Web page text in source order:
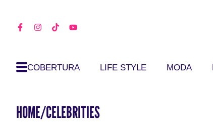
COBERTURA LIFE STYLE MODA
HOME/CELEBRITIES